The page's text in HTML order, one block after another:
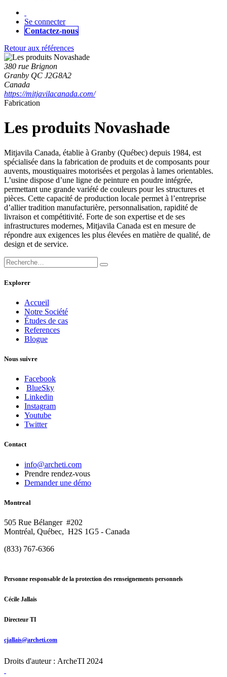
Se connecter
Contactez-nous
Retour aux références
380 rue Brignon
Granby QC J2G8A2
Canada
https://mitjavilacanada.com/
Fabrication
Les produits Novashade
Mitjavila Canada, établie à Granby (Québec) depuis 1984, est
spécialisée dans la fabrication de produits et de composants pour
auvents, moustiquaires motorisées et pergolas à lames orientables.
L’usine dispose d’une ligne de peinture en poudre intégrée,
permettant une grande variété de couleurs pour les structures et
pièces. Cette capacité de production locale permet à l’entreprise
d’allier tradition manufacturière, personnalisation, rapidité de
livraison et compétitivité. Forte de son expertise et de ses
infrastructures modernes, Mitjavila Canada est en mesure de
répondre aux exigences les plus élevées en matière de qualité, de
design et de service.
Explorer
Accueil
Notre Société
Études de cas
References
Blogue
Nous suivre
Facebook
BlueSky
Linkedin
Instagram
Youtube
Twitter
Contact
info@archeti.com
Prendre rendez-vous
Demander une démo
Montreal
505 Rue Bélanger #202
Montréal, Québec, H2S 1G5 - Canada
(833) 767-6366
Personne responsable de la protection des renseignements personnels
Cécile Jallais
Directeur TI
cjallais@archeti.com
Droits d'auteur : ArcheTI 2024